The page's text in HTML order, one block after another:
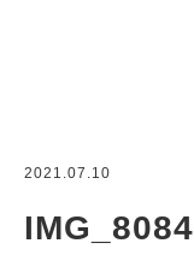
2021.07.10
IMG_8084